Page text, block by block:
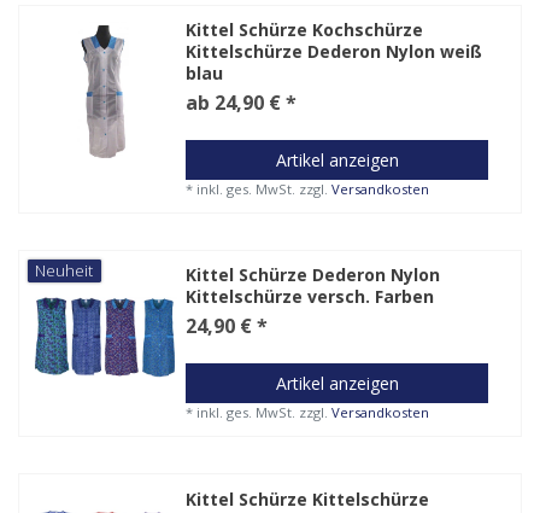
Kittel Schürze Kochschürze
Kittelschürze Dederon Nylon weiß
blau
ab 24,90 € *
Artikel anzeigen
* inkl. ges. MwSt. zzgl.Versandkosten
Neuheit
Kittel Schürze Dederon Nylon
Kittelschürze versch. Farben
24,90 € *
Artikel anzeigen
* inkl. ges. MwSt. zzgl.Versandkosten
Kittel Schürze Kittelschürze